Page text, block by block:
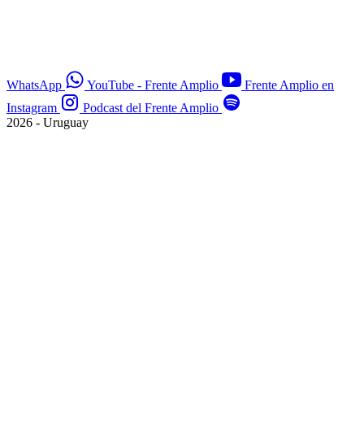
WhatsApp YouTube - Frente Amplio
Frente Amplio en
Instagram
Podcast del Frente Amplio
2026 - Uruguay